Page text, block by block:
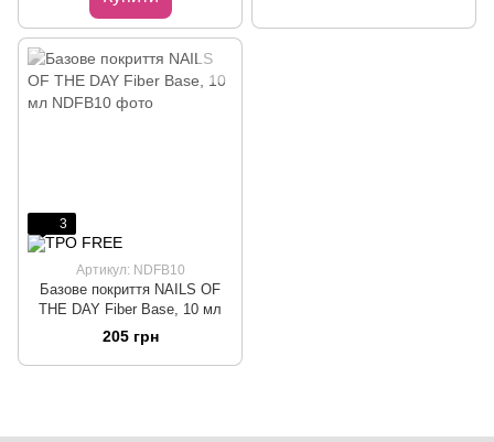
3
Артикул: NDFB10
Базове покриття NAILS OF
THE DAY Fiber Base, 10 мл
205 грн